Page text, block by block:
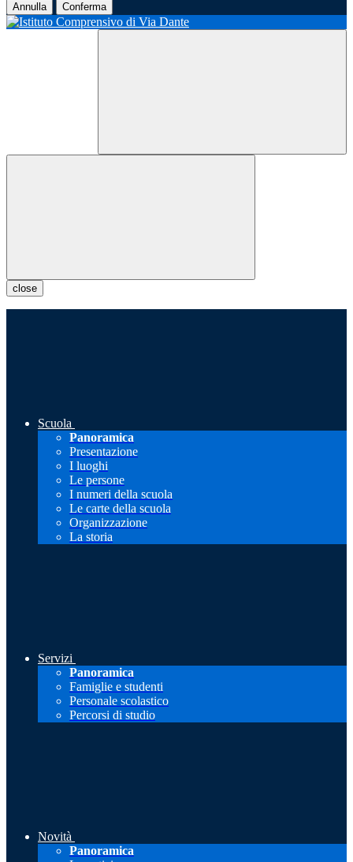
Annulla Conferma
close
Scuola
Panoramica
Presentazione
I luoghi
Le persone
I numeri della scuola
Le carte della scuola
Organizzazione
La storia
Servizi
Panoramica
Famiglie e studenti
Personale scolastico
Percorsi di studio
Novità
Panoramica